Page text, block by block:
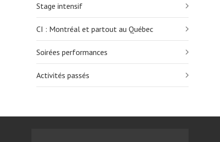
Stage intensif
CI : Montréal et partout au Québec
Soirées performances
Activités passés